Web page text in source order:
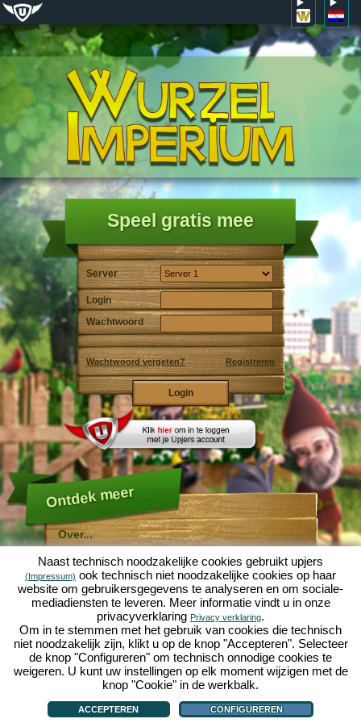
Speel gratis mee
Server
Login
Wachtwoord
Wachtwoord vergeten? Registreren
Ontdek meer
Over...
Molehill Empire ...
... is een leuke economische simulatie, die draait om
een microcosmos tuin. Als gratis browersspel speelt
het af in je webbowers, zonder extra downloads of
software!
Met de hulp van een ijverige tuinkabouter, kun je zelf je
eigen tuin van Eden namaken. Sla, wortelen, aardbeien,
spinazie of uien - Je mag zelf beslissen welke planten je
wilt kweken. Bezoek de vriendelijke stedenTuinzicht en
Bloesemdorpom te handelen met andere spelers, het
kopen van nieuwe planten en decoraties om je tuin op
te fleuren, lever aan je klanten en zorg er voor dat je
goede vrienden wordt met je buren... anders wordt je
wakker en is je tuin omgeploegd door een leger mollen!
Forum|Hulp|Contact/Voorwaarden/Privacy|upjers GmbH|Cookies beheren
Naast technisch noodzakelijke cookies gebruikt upjers
(Impressum) ook technisch niet noodzakelijke cookies op haar
website om gebruikersgegevens te analyseren en om sociale-
mediadiensten te leveren. Meer informatie vindt u in onze
privacyverklaring Privacy verklaring.
Om in te stemmen met het gebruik van cookies die technisch
niet noodzakelijk zijn, klikt u op de knop "Accepteren". Selecteer
de knop "Configureren" om technisch onnodige cookies te
weigeren. U kunt uw instellingen op elk moment wijzigen met de
knop "Cookie" in de werkbalk.
ACCEPTEREN CONFIGUREREN